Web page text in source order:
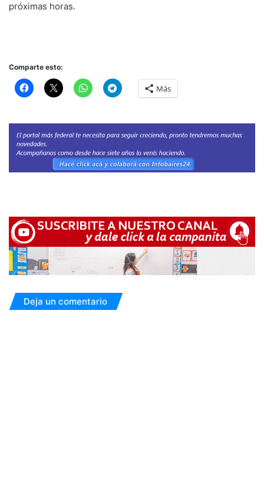
próximas horas.
Comparte esto:
Más
Deja un comentario